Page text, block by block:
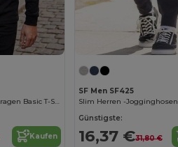
SF Men Langarm Rollkragen Basic T-Shirt
Kaufen
SF Men SF425
Slim Herren -Jogginghosen
Günstigste:
16,37 €31,80 €